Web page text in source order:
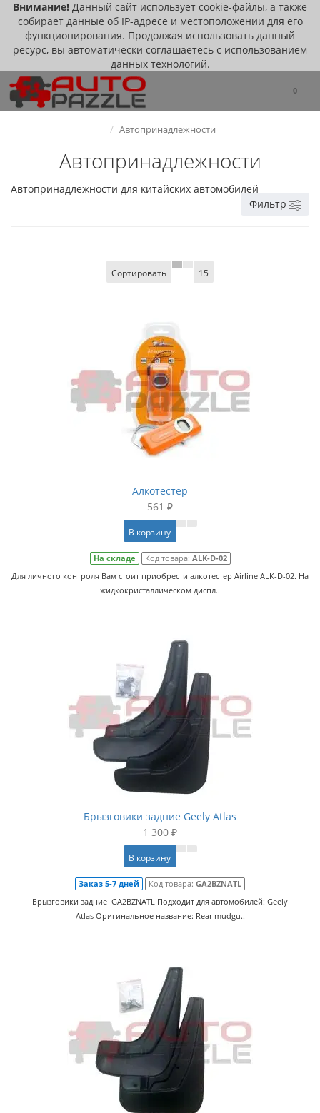
Внимание! Данный сайт использует cookie-файлы, а также
собирает данные об IP-адресе и местоположении для его
функционирования. Продолжая использовать данный
ресурс, вы автоматически соглашаетесь с использованием
данных технологий.
0
Автопринадлежности
Автопринадлежности
Автопринадлежности для китайских автомобилей
Фильтр
Сортировать 15
Алкотестер
561 ₽
В корзину
На складе Код товара: ALK-D-02
Для личного контроля Вам стоит приобрести алкотестер Airline ALK-D-02. На
жидкокристаллическом диспл..
Брызговики задние Geely Atlas
1 300 ₽
В корзину
Заказ 5-7 дней Код товара: GA2BZNATL
Брызговики задние GA2BZNATL Подходит для автомобилей: Geely
Atlas Оригинальное название: Rear mudgu..